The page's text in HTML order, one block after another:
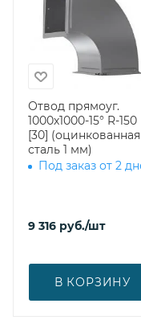
Отвод прямоуг.
1000х1000-15° R-150
[30] (оцинкованная
сталь 1 мм)
Под заказ от 2
9 316 руб./шт
В КОРЗИНУ